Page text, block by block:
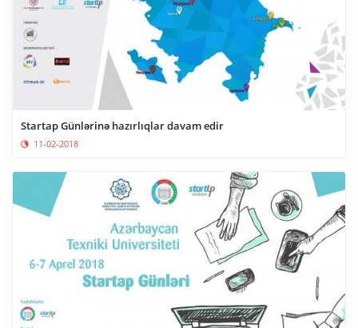
Startap Günlərinə hazırlıqlar davam edir
11-02-2018